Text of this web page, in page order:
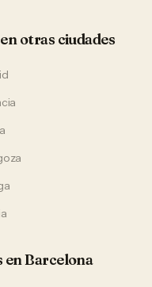
en otras ciudades
enBarcelona